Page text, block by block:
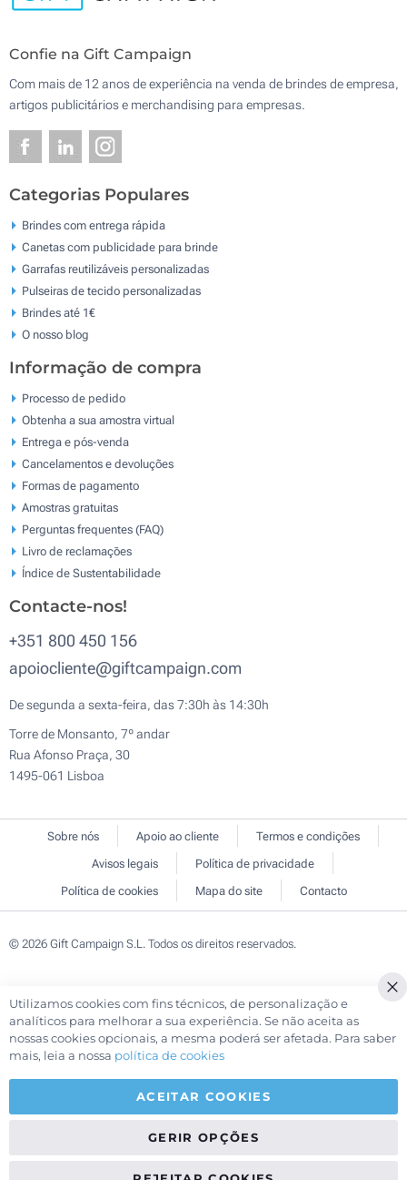
Confie na Gift Campaign
Com mais de 12 anos de experiência na venda de brindes de empresa,
artigos publicitários e merchandising para empresas.
Categorias Populares
Brindes com entrega rápida
Canetas com publicidade para brinde
Garrafas reutilizáveis personalizadas
Pulseiras de tecido personalizadas
Brindes até 1€
O nosso blog
Informação de compra
Processo de pedido
Obtenha a sua amostra virtual
Entrega e pós-venda
Cancelamentos e devoluções
Formas de pagamento
Amostras gratuitas
Perguntas frequentes (FAQ)
Livro de reclamaçōes
Índice de Sustentabilidade
Contacte-nos!
+351 800 450 156
apoiocliente@giftcampaign.com
De segunda a sexta-feira, das 7:30h às 14:30h
Torre de Monsanto, 7º andar
Rua Afonso Praça, 30
1495-061 Lisboa
Sobre nós Apoio ao cliente
Termos e condições
Avisos legais
Política de privacidade
Política de cookies
Mapa do site Contacto
© 2026 Gift Campaign S.L. Todos os direitos reservados.
Utilizamos cookies com fins técnicos, de personalização e
analíticos para melhorar a sua experiência. Se não aceita as
nossas cookies opcionais, a mesma poderá ser afetada. Para saber
mais, leia a nossa política de cookies
ACEITAR COOKIES
GERIR OPÇÕES